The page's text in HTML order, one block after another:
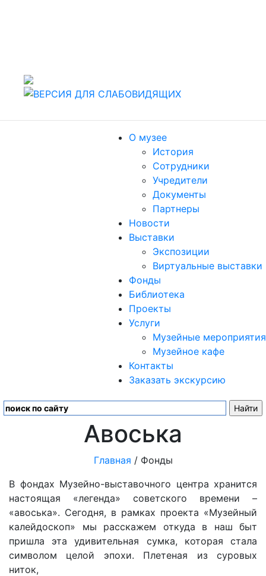
О музее
История
Сотрудники
Учредители
Документы
Партнеры
Новости
Выставки
Экспозиции
Виртуальные выставки
Фонды
Библиотека
Проекты
Услуги
Музейные мероприятия
Музейное кафе
Контакты
Заказать экскурсию
Авоська
Главная / Фонды
В фондах Музейно-выставочного центра хранится
настоящая «легенда» советского времени –
«авоська». Сегодня, в рамках проекта «Музейный
калейдоскоп» мы расскажем откуда в наш быт
пришла эта удивительная сумка, которая стала
символом целой эпохи. Плетеная из суровых
ниток,